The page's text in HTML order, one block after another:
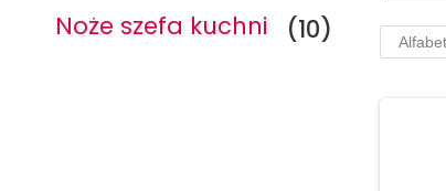
Noże szefa kuchni
(10)